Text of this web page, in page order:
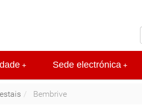
+ +
Sede electrónica
Bembrive